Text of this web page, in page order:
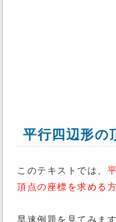
平行四辺形の
このテキストでは、
頂点の座標を求める
早速例題を見てみます